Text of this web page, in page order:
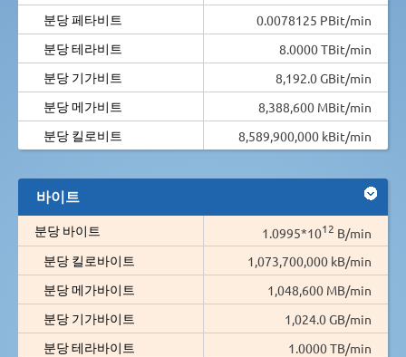
분당 페타비트
0.0078125 PBit/min
분당 테라비트
8.0000 TBit/min
분당 기가비트
8,192.0 GBit/min
분당 메가비트
8,388,600 MBit/min
분당 킬로비트
8,589,900,000 kBit/min
바이트
분당 바이트 1.0995*1012 B/min
분당 킬로바이트
1,073,700,000 kB/min
분당 메가바이트
1,048,600 MB/min
분당 기가바이트
1,024.0 GB/min
분당 테라바이트
1.0000 TB/min